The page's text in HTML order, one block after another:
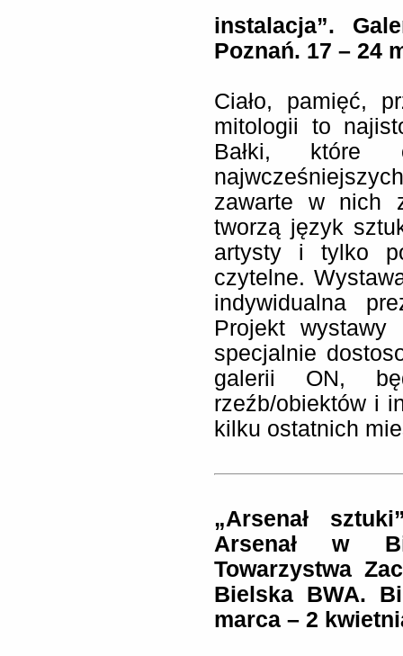
instalacja”.
Poznań. 17 – 24
Ciało, pamięć,
mitologii to
Bałki, które
zawarte w nich
tworzą język
artysty i tylko
czytelne.
indywidualna
Projekt wystawy
specjalnie
galerii ON,
rzeźb/obiektów i
kilku ostatnich
„Arsenał
Arsenał w
Towarzystwa
Bielska BWA.
marca – 2